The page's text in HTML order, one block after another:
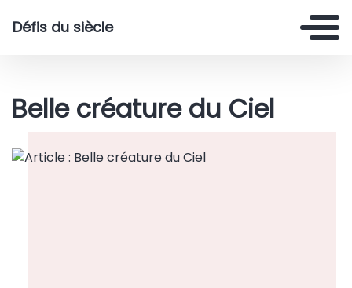
Défis du siècle
Belle créature du Ciel